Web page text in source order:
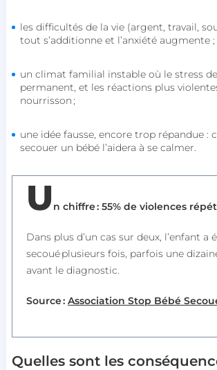
les difficultés de la vie (argent, travail,
tout s’additionne et l’anxiété augmente ;
un climat familial instable où le stress
permanent, et les réactions plus
nourrisson ;
une idée fausse, encore trop répandue :
secouer un bébé l’aidera à se calmer.
U n chiffre : 55% deviolences
Dans plus d’un cas sur deux, l’enfant a
secoué plusieurs fois, parfois une
avant le diagnostic.
Source : Association Stop Bébé
Quelles sont les